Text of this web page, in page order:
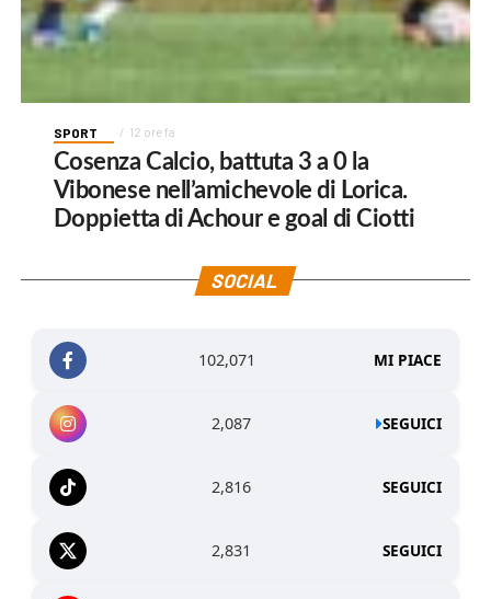
SPORT 12 ore fa
Cosenza Calcio, battuta 3 a 0 la
Vibonese nell’amichevole di Lorica.
Doppietta di Achour e goal di Ciotti
SOCIAL
102,071 MI PIACE
2,087 SEGUICI
2,816 SEGUICI
2,831 SEGUICI